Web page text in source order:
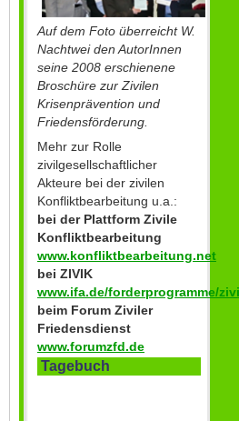
Auf dem Foto überreicht W.
Nachtwei den AutorInnen
seine 2008 erschienene
Broschüre zur Zivilen
Krisenprävention und
Friedensförderung.
Mehr zur Rolle
zivilgesellschaftlicher
Akteure bei der zivilen
Konfliktbearbeitung u.a.:
bei der Plattform Zivile
Konfliktbearbeitung
www.konfliktbearbeitung.net
bei ZIVIK
www.ifa.de/forderprogramme/
beim Forum Ziviler
Friedensdienst
www.forumzfd.de
Tagebuch